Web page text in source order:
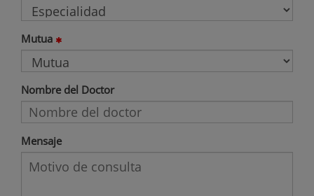
Mutua
Nombre del Doctor
Mensaje